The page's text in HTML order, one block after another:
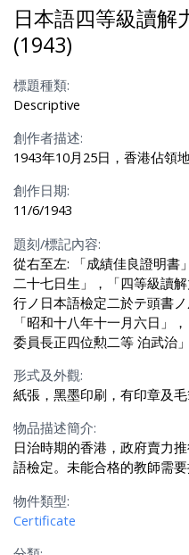
日本語四等級讀解
(1943)
標題種類:
Descriptive
創作者描述:
1943年10月25日，香港佔領
創作日期:
11/6/1943
題刻/標記內容:
從右至左: 「成績佳良證明書
二十七日生」，「四等級讀
行ノ日本語檢定二於テ頭書
「昭和十八年十一月六日」
委員長正四位勲二等 泊武治
形式及外觀:
紙張，黑墨印刷，有印章及毛
物品描述簡介:
日治時期的香港，政府賣力
語檢定。未能合格的教師需要
物件類型:
Certificate